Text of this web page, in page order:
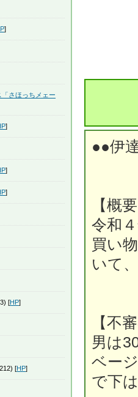
●●伊
【概
令和
買い
いて
【不
男は
ベー
で下
]
さほっちメェー
]
]
]
[HP]
[HP]